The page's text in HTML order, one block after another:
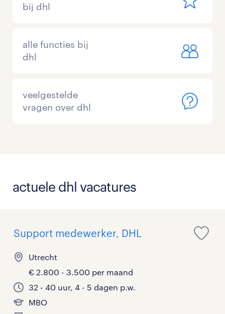
bij dhl
alle functies bij
dhl
veelgestelde
vragen over dhl
actuele dhl vacatures
Support medewerker, DHL
Utrecht
€ 2.800 - 3.500 per maand
32 - 40 uur, 4 - 5 dagen p.w.
MBO